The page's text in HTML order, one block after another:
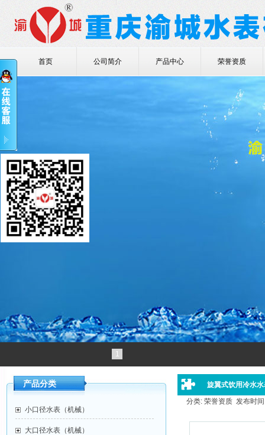
首页 公司简介 产品中心 荣誉资质
1
产品分类
小口径水表（机械）
大口径水表（机械）
旋翼式饮用冷水
分类: 荣誉资质 发布时